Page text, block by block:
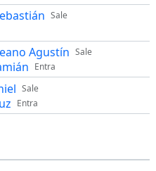
Sale
Sale
Agustín
Entra
Sale
Entra